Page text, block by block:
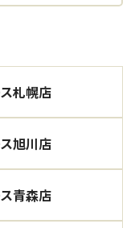
札幌店
旭川店
青森店